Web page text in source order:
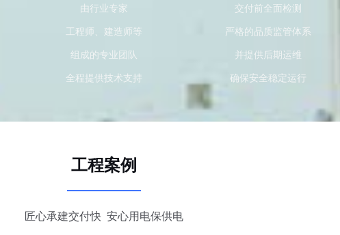
由行业专家
工程师、建造师等
组成的专业团队
全程提供技术支持
交付前全面检测
严格的品质监管体系
并提供后期运维
确保安全稳定运行
工程案例
匠心承建交付快 安心用电保供电